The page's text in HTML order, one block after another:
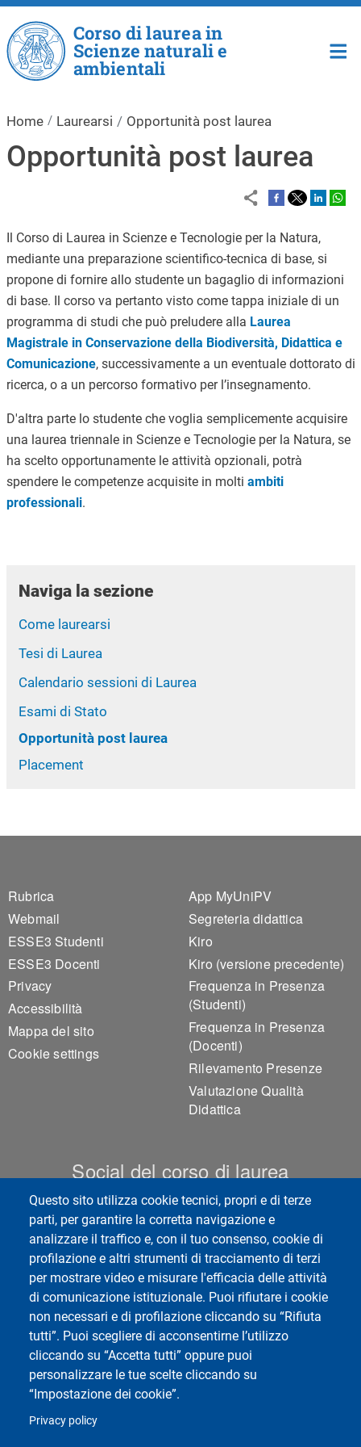
Salta al contenuto principale
Questo sito utilizza cookie tecnici, propri e di terze
parti, per garantire la corretta navigazione e
analizzare il traffico e, con il tuo consenso, cookie di
profilazione e altri strumenti di tracciamento di terzi
per mostrare video e misurare l'efficacia delle attività
di comunicazione istituzionale. Puoi rifiutare i cookie
non necessari e di profilazione cliccando su “Rifiuta
tutti”. Puoi scegliere di acconsentirne l’utilizzo
cliccando su “Accetta tutti” oppure puoi
personalizzare le tue scelte cliccando su
“Impostazione dei cookie”.
Privacy policy
Corso di laurea in
Scienze naturali e
ambientali
Home Laurearsi Opportunità post laurea
Opportunità post laurea
Il Corso di Laurea in Scienze e Tecnologie per la Natura,
mediante una preparazione scientifico-tecnica di base, si
propone di fornire allo studente un bagaglio di informazioni
di base. Il corso va pertanto visto come tappa iniziale di un
programma di studi che può preludere alla Laurea
Magistrale in Conservazione della Biodiversità, Didattica e
Comunicazione, successivamente a un eventuale dottorato di
ricerca, o a un percorso formativo per l’insegnamento.
D'altra parte lo studente che voglia semplicemente acquisire
una laurea triennale in Scienze e Tecnologie per la Natura, se
ha scelto opportunamente le attività opzionali, potrà
spendere le competenze acquisite in molti ambiti
professionali.
Naviga la sezione
Come laurearsi
Tesi di Laurea
Calendario sessioni di Laurea
Esami di Stato
Opportunità post laurea
Placement
Footer 1
Rubrica
Webmail
ESSE3 Studenti
ESSE3 Docenti
Privacy
Accessibilità
Mappa del sito
Cookie settings
Footer 2
App MyUniPV
Segreteria didattica
Kiro
Kiro (versione precedente)
Frequenza in Presenza
(Studenti)
Frequenza in Presenza
(Docenti)
Rilevamento Presenze
Valutazione Qualità
Didattica
Social del corso di laurea
Dipartimento di Scienze della Terra e dell'Ambiente
Social di Ateneo